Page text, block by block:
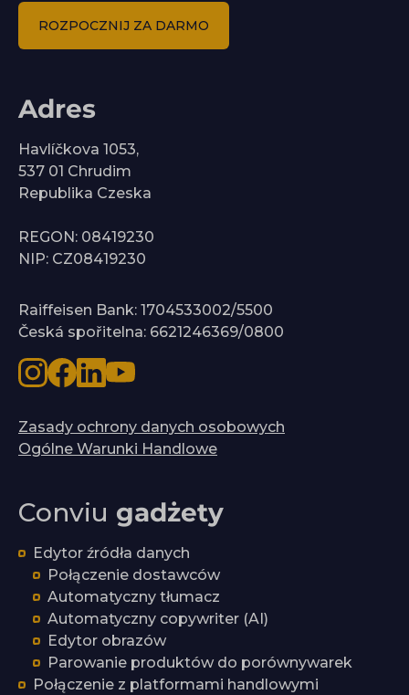
ROZPOCZNIJ ZA DARMO
Adres
Havlíčkova 1053,
537 01 Chrudim
Republika Czeska
REGON: 08419230
NIP: CZ08419230
Raiffeisen Bank: 1704533002/5500
Česká spořitelna: 6621246369/0800
Zasady ochrony danych osobowych
Ogólne Warunki Handlowe
Conviu gadżety
Edytor źródła danych
Połączenie dostawców
Automatyczny tłumacz
Automatyczny copywriter (AI)
Edytor obrazów
Parowanie produktów do porównywarek
Połączenie z platformami handlowymi